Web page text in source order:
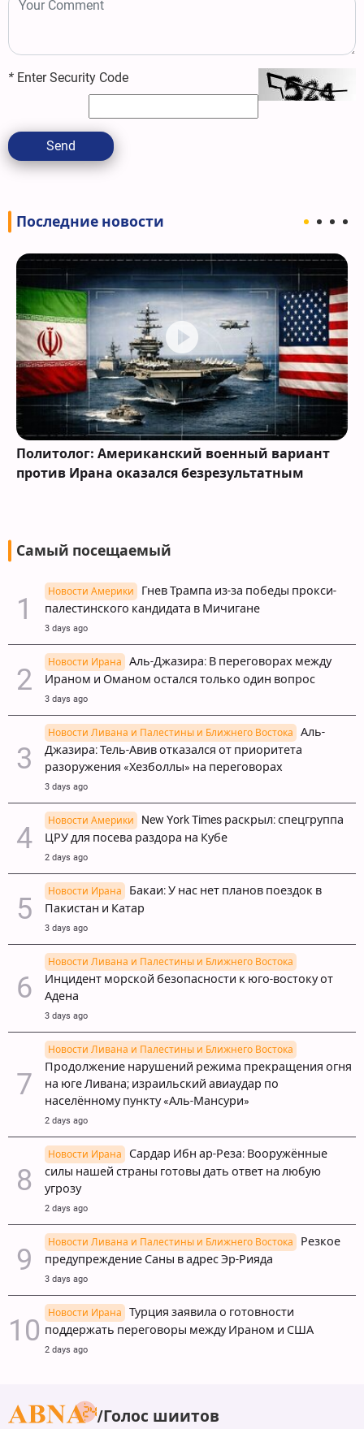
* Enter Security Code
Send
Последние новости
Политолог: Американский военный вариант
против Ирана оказался безрезультатным
Самый посещаемый
Новости Америки
Гнев Трампа из-за победы прокси-
палестинского кандидата в Мичигане
3 days ago
Новости Ирана
Аль-Джазира: В переговорах между
Ираном и Оманом остался только один вопрос
3 days ago
Новости Ливана и Палестины и Ближнего Востока
Аль-
Джазира: Тель-Авив отказался от приоритета
разоружения «Хезболлы» на переговорах
3 days ago
Новости Америки
New York Times раскрыл: спецгруппа
ЦРУ для посева раздора на Кубе
2 days ago
Новости Ирана
Бакаи: У нас нет планов поездок в
Пакистан и Катар
3 days ago
Новости Ливана и Палестины и Ближнего Востока
Инцидент морской безопасности к юго-востоку от
Адена
3 days ago
Новости Ливана и Палестины и Ближнего Востока
Продолжение нарушений режима прекращения огня
на юге Ливана; израильский авиаудар по
населённому пункту «Аль-Мансури»
2 days ago
Новости Ирана
Сардар Ибн ар-Реза: Вооружённые
силы нашей страны готовы дать ответ на любую
угрозу
2 days ago
Новости Ливана и Палестины и Ближнего Востока
Резкое
предупреждение Саны в адрес Эр-Рияда
3 days ago
Новости Ирана
Турция заявила о готовности
поддержать переговоры между Ираном и США
2 days ago
Голос шиитов